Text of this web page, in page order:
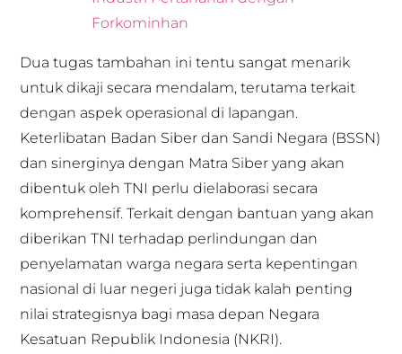
Forkominhan
Dua tugas tambahan ini tentu sangat menarik
untuk dikaji secara mendalam, terutama terkait
dengan aspek operasional di lapangan.
Keterlibatan Badan Siber dan Sandi Negara (BSSN)
dan sinerginya dengan Matra Siber yang akan
dibentuk oleh TNI perlu dielaborasi secara
komprehensif. Terkait dengan bantuan yang akan
diberikan TNI terhadap perlindungan dan
penyelamatan warga negara serta kepentingan
nasional di luar negeri juga tidak kalah penting
nilai strategisnya bagi masa depan Negara
Kesatuan Republik Indonesia (NKRI).